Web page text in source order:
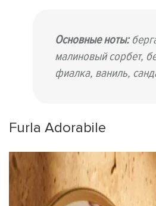
Основные ноты:
малиновый сорбет,
фиалка, ваниль,
Furla Adorabile